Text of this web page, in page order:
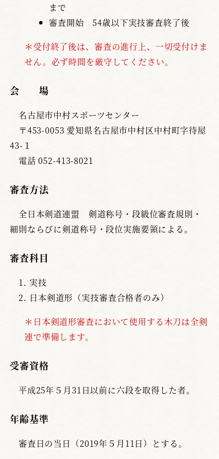
まで
審査開始 54歳以下実技審査終了後
＊受付終了後は、審査の進行上、一切受付けま
せん。必ず時間を厳守してください。
会 場
名古屋市中村スポーツセンター
〒453-0053 愛知県名古屋市中村区中村町字待屋
43-１
電話 052-413-8021
審査方法
全日本剣道連盟 剣道称号・段級位審査規則・
細則ならびに剣道称号・段位実施要領による。
審査科目
実技
日本剣道形（実技審査合格者のみ）
＊日本剣道形審査において使用する木刀は全剣
連で準備します。
受審資格
平成25年５月31日以前に六段を取得した者。
年齢基準
審査日の当日（2019年５月11日）とする。